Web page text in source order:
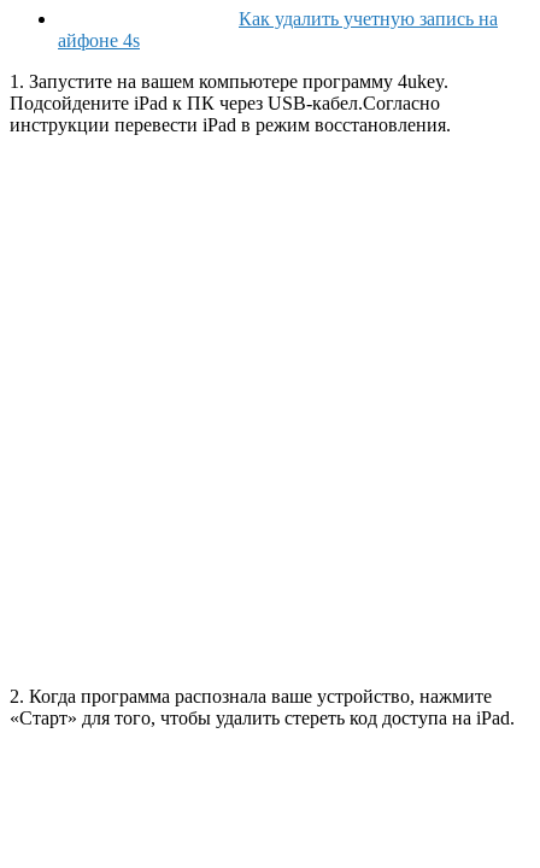
Как удалить учетную запись на
айфоне 4s
1. Запустите на вашем компьютере программу 4ukey.
Подсойдените iPad к ПК через USB-кабел.Согласно
инструкции перевести iPad в режим восстановления.
2. Когда программа распознала ваше устройство, нажмите
«Старт» для того, чтобы удалить стереть код доступа на iPad.